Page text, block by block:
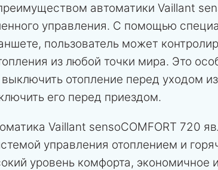
автоматики Vaillant
управления. С помощью
пользователь может
из любой точки мира. Это
отопление перед уходом
его перед приездом.
Vaillant sensoCOMFORT 720
управления отоплением и
уровень комфорта, экономичное